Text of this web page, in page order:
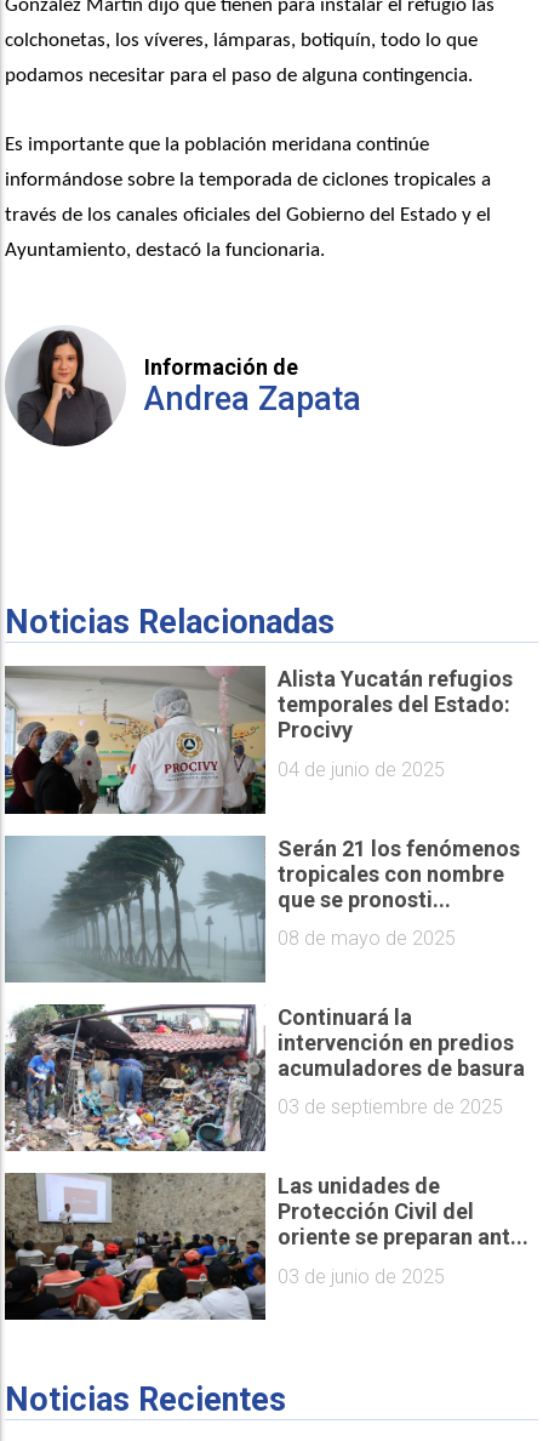
González Martín dijo que tienen para instalar el refugio las
colchonetas, los víveres, lámparas, botiquín, todo lo que
podamos necesitar para el paso de alguna contingencia.
Es importante que la población meridana continúe
informándose sobre la temporada de ciclones tropicales a
través de los canales oficiales del Gobierno del Estado y el
Ayuntamiento, destacó la funcionaria.
Información de
Andrea Zapata
Noticias Relacionadas
Alista Yucatán refugios
temporales del Estado:
Procivy
04 de junio de 2025
Serán 21 los fenómenos
tropicales con nombre
que se pronosti...
08 de mayo de 2025
Continuará la
intervención en predios
acumuladores de basura
03 de septiembre de 2025
Las unidades de
Protección Civil del
oriente se preparan ant...
03 de junio de 2025
Noticias Recientes